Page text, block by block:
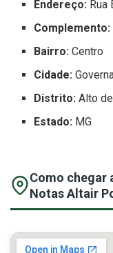
Endereço: Rua
Complemento:
Bairro: Centro
Cidade:
Distrito: Alto
Estado: MG
Como chegar
Notas Altair